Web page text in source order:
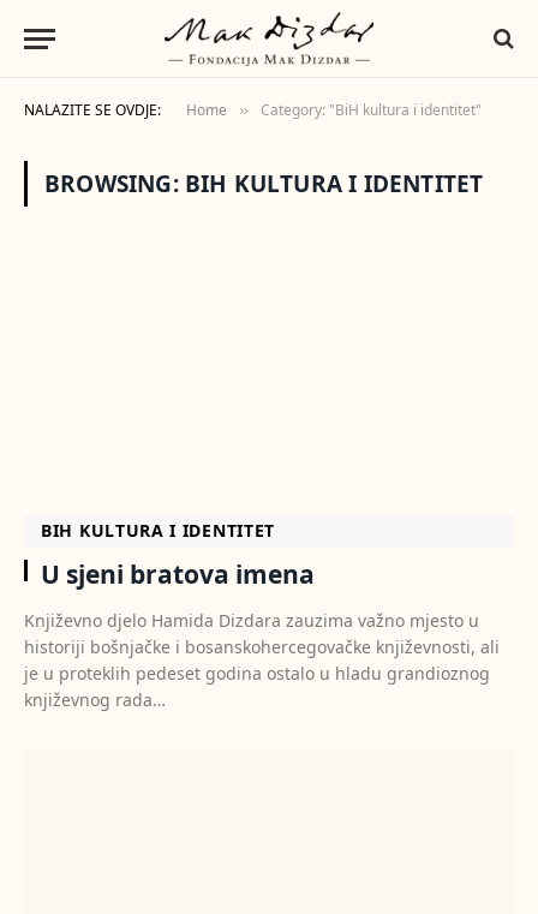
NALAZITE SE OVDJE: Home » Category: "BiH kultura i identitet"
BROWSING: BIH KULTURA I IDENTITET
BIH KULTURA I IDENTITET
U sjeni bratova imena
Književno djelo Hamida Dizdara zauzima važno mjesto u
historiji bošnjačke i bosanskohercegovačke književnosti, ali
je u proteklih pedeset godina ostalo u hladu grandioznog
književnog rada…